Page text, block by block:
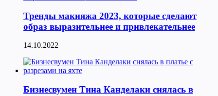
Тренды макияжа 2023, которые сделают
образ выразительнее и привлекательнее
14.10.2022
Бизнесвумен Тина Канделаки снялась в